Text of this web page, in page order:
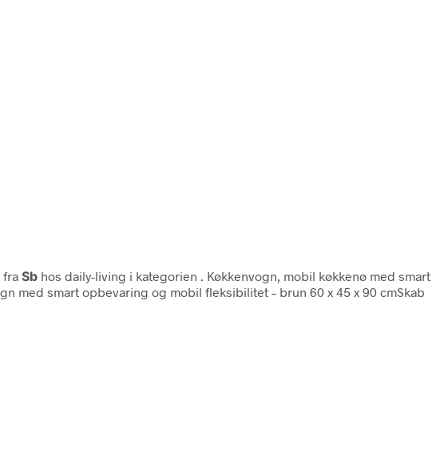
fra Sb hos daily-living i kategorien
. Køkkenvogn, mobil køkkenø med smart
med smart opbevaring og mobil fleksibilitet – brun 60 x 45 x 90 cmSkab